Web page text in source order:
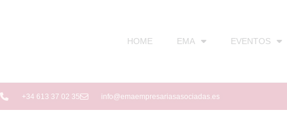
HOME EMA EVENTOS
+34 613 37 02 35 info@emaempresariasasociadas.es